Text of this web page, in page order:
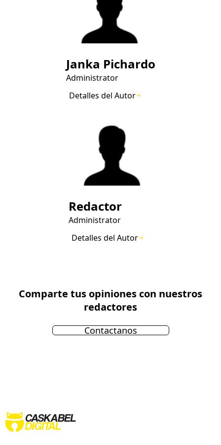
Janka Pichardo
Administrator
Detalles del Autor
Redactor
Administrator
Detalles del Autor
Comparte tus opiniones con nuestros
redactores
Contactanos